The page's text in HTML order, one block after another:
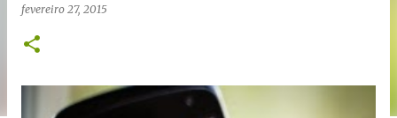
fevereiro 27, 2015